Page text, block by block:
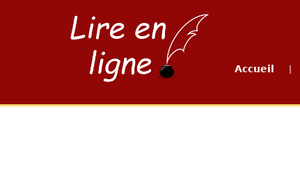
Accueil